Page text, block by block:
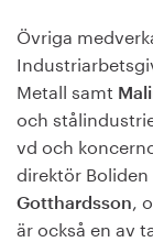
Övriga
Metall samt
och
vd och
direktör Boliden
Gotthardsson,
är också en av